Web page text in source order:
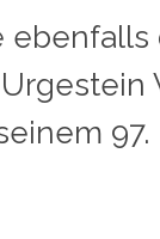
ebenfalls
97.